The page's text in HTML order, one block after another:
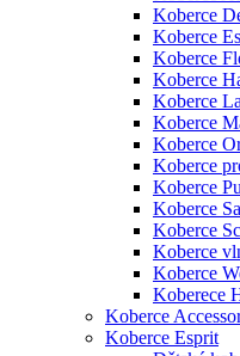
Koberce
Koberce
Koberce
Koberce
Koberce
Koberce
Koberce
Koberce
Koberce
Koberce
Koberce
Koberce
Koberce
Koberece
Koberce
Koberce Esprit